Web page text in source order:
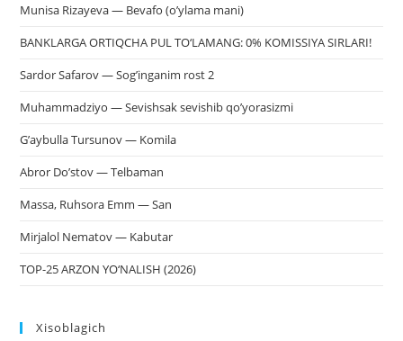
Munisa Rizayeva — Bevafo (o’ylama mani)
BANKLARGA ORTIQCHA PUL TO‘LAMANG: 0% KOMISSIYA SIRLARI!
Sardor Safarov — Sog’inganim rost 2
Muhammadziyo — Sevishsak sevishib qo’yorasizmi
G’aybulla Tursunov — Komila
Abror Do’stov — Telbaman
Massa, Ruhsora Emm — San
Mirjalol Nematov — Kabutar
TOP-25 ARZON YO‘NALISH (2026)
Xisoblagich